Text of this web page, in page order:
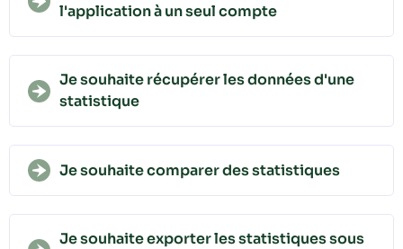
l'application à un seul compte
Je souhaite récupérer les données d'une
statistique
Je souhaite comparer des statistiques
Je souhaite exporter les statistiques sous